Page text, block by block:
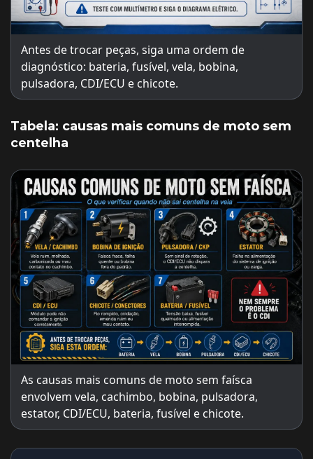
Antes de trocar peças, siga uma ordem de
diagnóstico: bateria, fusível, vela, bobina,
pulsadora, CDI/ECU e chicote.
Tabela: causas mais comuns de moto sem
centelha
As causas mais comuns de moto sem faísca
envolvem vela, cachimbo, bobina, pulsadora,
estator, CDI/ECU, bateria, fusível e chicote.